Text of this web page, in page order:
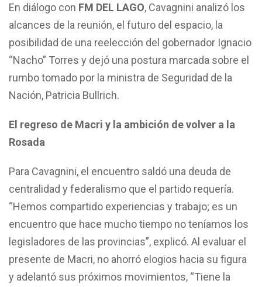
En diálogo con FM DEL LAGO, Cavagnini analizó los
alcances de la reunión, el futuro del espacio, la
posibilidad de una reelección del gobernador Ignacio
“Nacho” Torres y dejó una postura marcada sobre el
rumbo tomado por la ministra de Seguridad de la
Nación, Patricia Bullrich.
El regreso de Macri y la ambición de volver a la
Rosada
Para Cavagnini, el encuentro saldó una deuda de
centralidad y federalismo que el partido requería.
“Hemos compartido experiencias y trabajo; es un
encuentro que hace mucho tiempo no teníamos los
legisladores de las provincias”, explicó. Al evaluar el
presente de Macri, no ahorró elogios hacia su figura
y adelantó sus próximos movimientos, “Tiene la